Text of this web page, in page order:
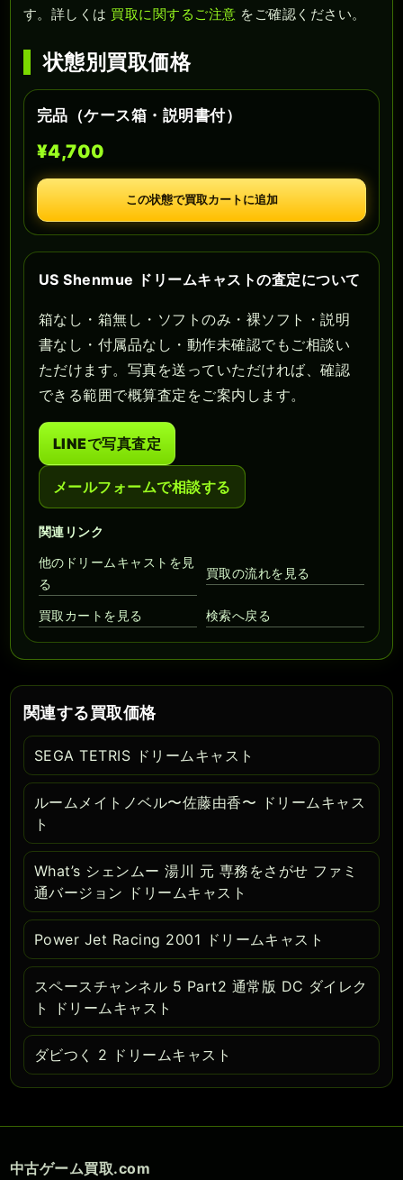
す。詳しくは 買取に関するご注意 をご確認ください。
状態別買取価格
完品（ケース箱・説明書付）
¥4,700
この状態で買取カートに追加
US Shenmue ドリームキャストの査定について
箱なし・箱無し・ソフトのみ・裸ソフト・説明
書なし・付属品なし・動作未確認でもご相談い
ただけます。写真を送っていただければ、確認
できる範囲で概算査定をご案内します。
LINEで写真査定
メールフォームで相談する
関連リンク
他のドリームキャストを見
る
買取の流れを見る
買取カートを見る 検索へ戻る
関連する買取価格
SEGA TETRIS ドリームキャスト
ルームメイトノベル〜佐藤由香〜 ドリームキャス
ト
What’s シェンムー 湯川 元 専務をさがせ ファミ
通バージョン ドリームキャスト
Power Jet Racing 2001 ドリームキャスト
スペースチャンネル 5 Part2 通常版 DC ダイレク
ト ドリームキャスト
ダビつく 2 ドリームキャスト
中古ゲーム買取.com